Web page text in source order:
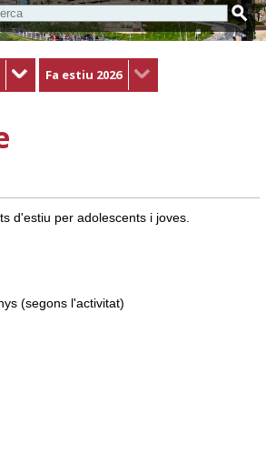
Fa estiu 2026
d'estiu per adolescents i joves.
(segons l'activitat)